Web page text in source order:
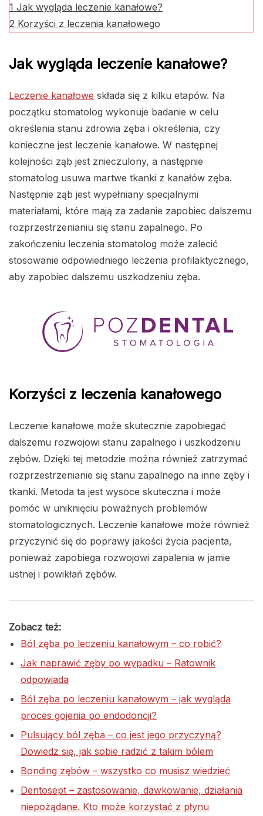
1 Jak wygląda leczenie kanałowe?
2 Korzyści z leczenia kanałowego
Jak wygląda leczenie kanałowe?
Leczenie kanałowe składa się z kilku etapów. Na
początku stomatolog wykonuje badanie w celu
określenia stanu zdrowia zęba i określenia, czy
konieczne jest leczenie kanałowe. W następnej
kolejności ząb jest znieczulony, a następnie
stomatolog usuwa martwe tkanki z kanałów zęba.
Następnie ząb jest wypełniany specjalnymi
materiałami, które mają za zadanie zapobiec dalszemu
rozprzestrzenianiu się stanu zapalnego. Po
zakończeniu leczenia stomatolog może zalecić
stosowanie odpowiedniego leczenia profilaktycznego,
aby zapobiec dalszemu uszkodzeniu zęba.
Korzyści z leczenia kanałowego
Leczenie kanałowe może skutecznie zapobiegać
dalszemu rozwojowi stanu zapalnego i uszkodzeniu
zębów. Dzięki tej metodzie można również zatrzymać
rozprzestrzenianie się stanu zapalnego na inne zęby i
tkanki. Metoda ta jest wysoce skuteczna i może
pomóc w uniknięciu poważnych problemów
stomatologicznych. Leczenie kanałowe może również
przyczynić się do poprawy jakości życia pacjenta,
ponieważ zapobiega rozwojowi zapalenia w jamie
ustnej i powikłań zębów.
Zobacz też:
Ból zęba po leczeniu kanałowym – co robić?
Jak naprawić zęby po wypadku – Ratownik
odpowiada
Ból zęba po leczeniu kanałowym – jak wygląda
proces gojenia po endodoncji?
Pulsujący ból zęba – co jest jego przyczyną?
Dowiedz się, jak sobie radzić z takim bólem
Bonding zębów – wszystko co musisz wiedzieć
Dentosept – zastosowanie, dawkowanie, działania
niepożądane. Kto może korzystać z płynu